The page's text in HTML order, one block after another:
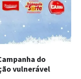
do
vulnerável